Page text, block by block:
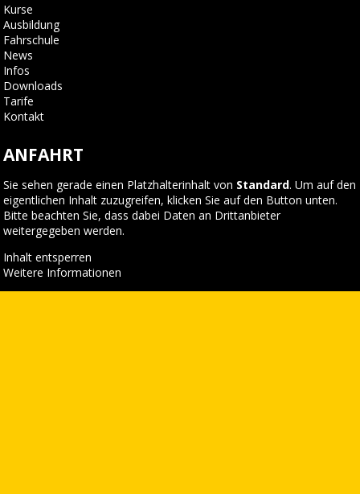
Kurse
Ausbildung
Fahrschule
News
Infos
Downloads
Tarife
Kontakt
ANFAHRT
Sie sehen gerade einen Platzhalterinhalt von Standard. Um auf den
eigentlichen Inhalt zuzugreifen, klicken Sie auf den Button unten.
Bitte beachten Sie, dass dabei Daten an Drittanbieter
weitergegeben werden.
Inhalt entsperren
Weitere Informationen